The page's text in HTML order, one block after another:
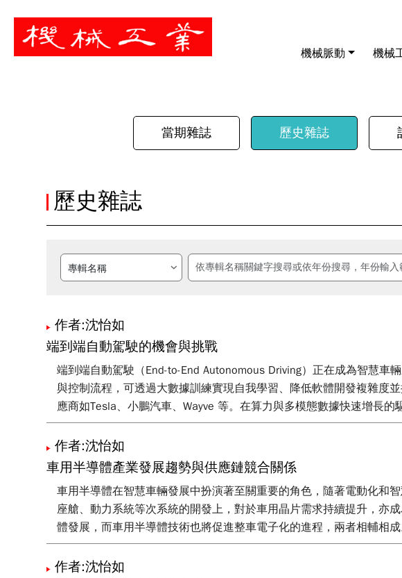
機械脈動 機械
暫停
當期雜誌 歷史雜誌
歷史雜誌
作者:沈怡如
端到端自動駕駛的機會與挑戰
端到端自動駕駛（End-to-End Autonomous Driving）正在成為智慧
與控制流程，可透過大數據訓練實現自我學習、降低軟體開發複雜度
應商如Tesla、小鵬汽車、Wayve 等。在算力與多模態數據快速增長
作者:沈怡如
車用半導體產業發展趨勢與供應鏈競合關係
車用半導體在智慧車輛發展中扮演著至關重要的角色，隨著電動化和
座艙、動力系統等次系統的開發上，對於車用晶片需求持續提升，亦
體發展，而車用半導體技術也將促進整車電子化的進程，兩者相輔相
作者:沈怡如